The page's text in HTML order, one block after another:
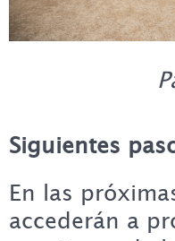
Siguientes
En las
accederán a